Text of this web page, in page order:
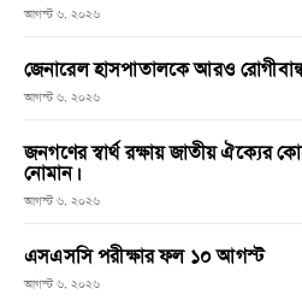
আগস্ট ৬, ২০২৬
জেনারেল হাসপাতালকে আরও
আগস্ট ৬, ২০২৬
জনগণের স্বার্থ রক্ষায় জাতীয়
নোমান।
আগস্ট ৬, ২০২৬
এসএসসি পরীক্ষার ফল ১০ আগস্ট
আগস্ট ৬, ২০২৬